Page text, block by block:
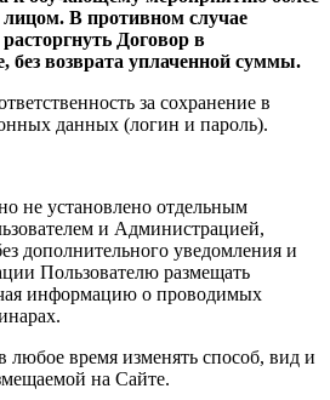
В противном случае
Договор в
без возврата уплаченной суммы.
за сохранение в
данных (логин и пароль).
не установлено отдельным
и Администрацией,
дополнительного уведомления и
Пользователю размещать
информацию о проводимых
любое время изменять способ, вид и
на Сайте.